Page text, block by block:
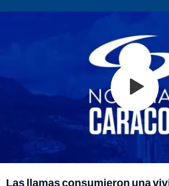
Las llamas consumieron una